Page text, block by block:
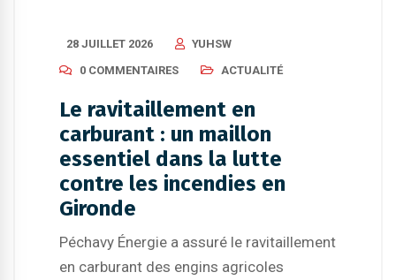
28 JUILLET 2026
YUHSW
0 COMMENTAIRES
ACTUALITÉ
Le ravitaillement en
carburant : un maillon
essentiel dans la lutte
contre les incendies en
Gironde
Péchavy Énergie a assuré le ravitaillement
en carburant des engins agricoles